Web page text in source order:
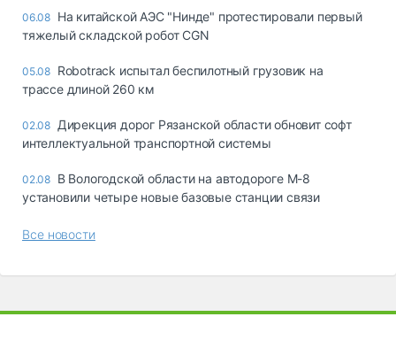
06.08 На китайской АЭС "Нинде" протестировали первый
тяжелый складской робот CGN
05.08 Robotrack испытал беспилотный грузовик на
трассе длиной 260 км
02.08 Дирекция дорог Рязанской области обновит софт
интеллектуальной транспортной системы
02.08 В Вологодской области на автодороге М-8
установили четыре новые базовые станции связи
Все новости